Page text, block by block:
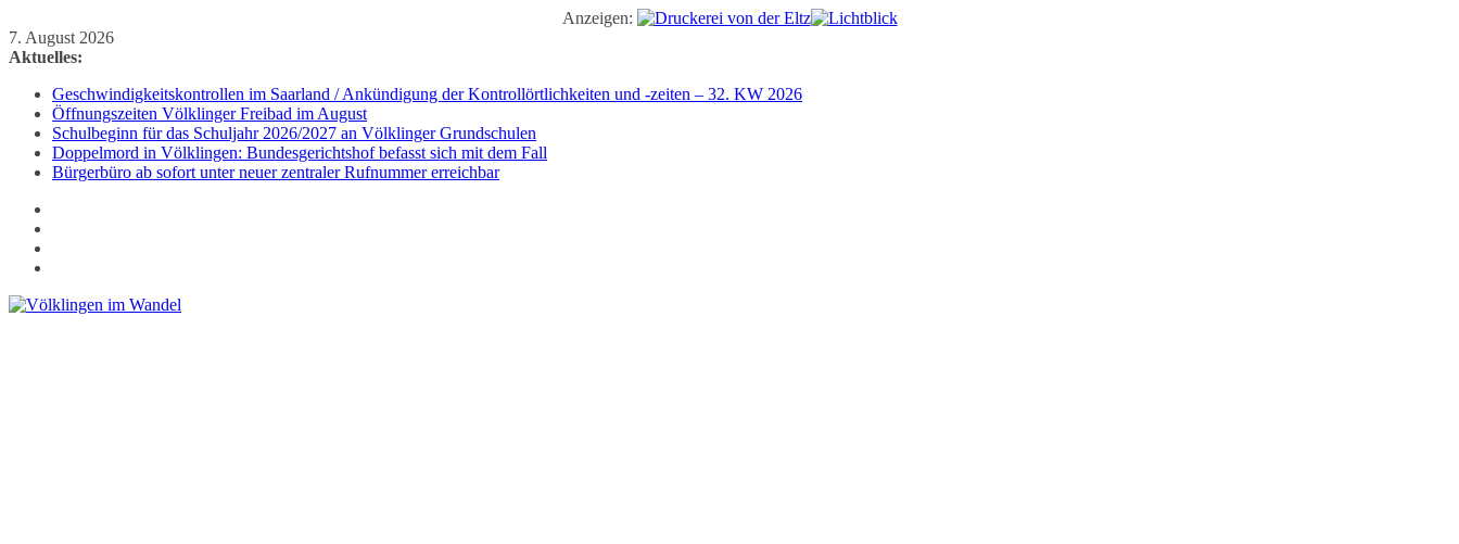
Anzeigen:
Zum
Inhalt
7. August 2026
Aktuelles:
Geschwindigkeitskontrollen im Saarland / Ankündigung der Kontrollörtlichkeiten und -zeiten – 32. KW 2026
Öffnungszeiten Völklinger Freibad im August
Schulbeginn für das Schuljahr 2026/2027 an Völklinger Grundschulen
Doppelmord in Völklingen: Bundesgerichtshof befasst sich mit dem Fall
Bürgerbüro ab sofort unter neuer zentraler Rufnummer erreichbar